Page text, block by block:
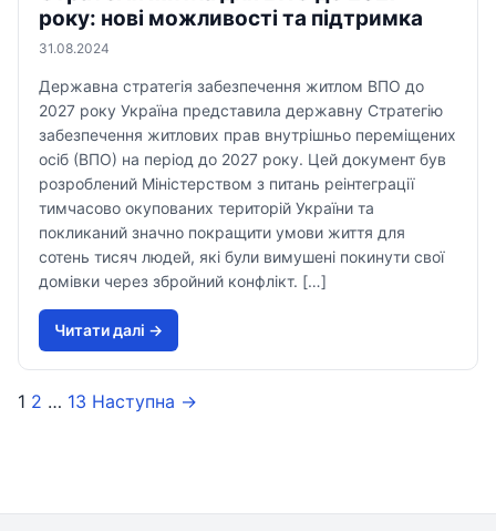
року: нові можливості та підтримка
31.08.2024
Державна стратегія забезпечення житлом ВПО до
2027 року Україна представила державну Стратегію
забезпечення житлових прав внутрішньо переміщених
осіб (ВПО) на період до 2027 року. Цей документ був
розроблений Міністерством з питань реінтеграції
тимчасово окупованих територій України та
покликаний значно покращити умови життя для
сотень тисяч людей, які були вимушені покинути свої
домівки через збройний конфлікт. […]
Читати далi →
1 2 … 13 Наступна →